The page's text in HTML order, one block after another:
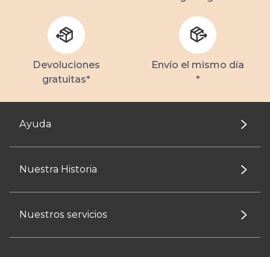
Devoluciones
gratuitas*
Envío el mismo día
*
Ayuda
Nuestra Historia
Nuestros servicios